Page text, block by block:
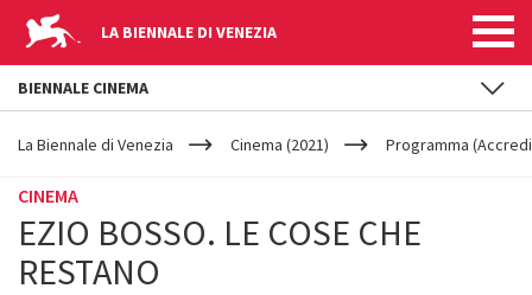
LA BIENNALE DI VENEZIA
YOUR
ARE
La Biennale di Venezia Cinema (2021) Programma
CINEMA
EZIO BOSSO. LE COSE CHE
RESTANO
BIENNALE CINEMA